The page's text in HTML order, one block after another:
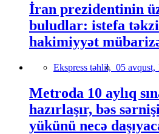
İran prezidentinin
buludlar: istefa
hakimiyyət
Ekspress təhlil, 05 avqust,
Metroda 10 aylıq
hazırlaşır, bəs
yükünü necə